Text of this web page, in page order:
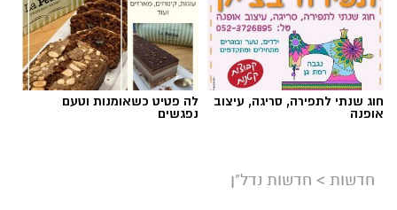
חוג שנתי לתפירה, סריגה, עיצוב
אופנה
לה פטיט כשאומנות וטעם
נפגשים
חדשות > חדשות נדל"ן